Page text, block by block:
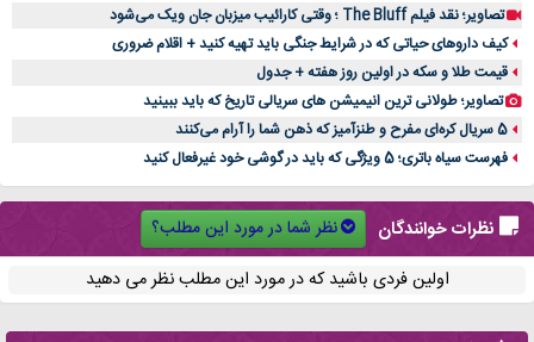
تصاویر؛ نقد فیلم The Bluff ؛ وقتی کارائیب میزبان جان ویک می‌شود
کیف داروهای حیاتی که در شرایط جنگی باید تهیه کنید + اقلام ضروری
قیمت طلا و سکه در اولین روز هفته + جدول
تصاویر؛ طولانی ترین انیمیشن های سریالی تاریخ که باید ببینید
5 سریال کره‌ای مفرح و طنزآمیز که ذهن شما را آرام می‌کنند
فهرست سیاه باتری؛ 5 ویژگی که باید در گوشی خود غیرفعال کنید
نظرات خوانندگان
نظر شما در مورد این مطلب؟
اولین فردی باشید که در مورد این مطلب نظر می دهید